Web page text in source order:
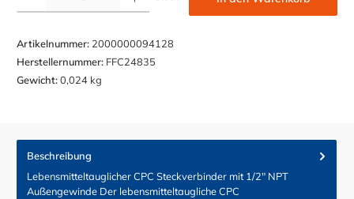
Artikelnummer: 2000000094128
Herstellernummer: FFC24835
Gewicht:0,024 kg
Beschreibung
Lebensmitteltauglicher CPC Steckverbinder mit 1/2" NPT
Außengewinde Der lebensmitteltaugliche CPC